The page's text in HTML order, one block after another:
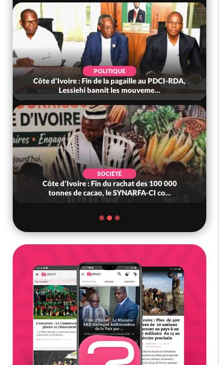
POLITIQUE
Côte d'Ivoire : Fin de la pagaille au PDCI-RDA,
Lessiehi bannit les mouveme...
SOCIÉTÉ
Côte d'Ivoire : Fin du rachat des 100 000
tonnes de cacao, le SYNARFA-CI co...